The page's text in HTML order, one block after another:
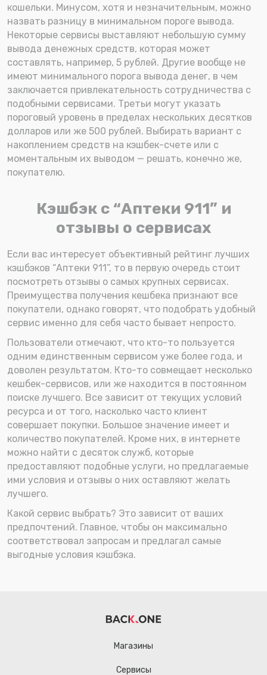
кошельки. Минусом, хотя и незначительным, можно
назвать разницу в минимальном пороге вывода.
Некоторые сервисы выставляют небольшую сумму
вывода денежных средств, которая может
составлять, например, 5 рублей. Другие вообще не
имеют минимального порога вывода денег, в чем
заключается привлекательность сотрудничества с
подобными сервисами. Третьи могут указать
пороговый уровень в пределах нескольких десятков
долларов или же 500 рублей. Выбирать вариант с
накоплением средств на кэшбек-счете или с
моментальным их выводом — решать, конечно же,
покупателю.
Кэшбэк с “Аптеки 911” и
отзывы о сервисах
Если вас интересует объективный рейтинг лучших
кэшбэков “Аптеки 911”, то в первую очередь стоит
посмотреть отзывы о самых крупных сервисах.
Преимущества получения кешбека признают все
покупатели, однако говорят, что подобрать удобный
сервис именно для себя часто бывает непросто.
Пользователи отмечают, что кто-то пользуется
одним единственным сервисом уже более года, и
доволен результатом. Кто-то совмещает несколько
кешбек-сервисов, или же находится в постоянном
поиске лучшего. Все зависит от текущих условий
ресурса и от того, насколько часто клиент
совершает покупки. Большое значение имеет и
количество покупателей. Кроме них, в интернете
можно найти с десяток служб, которые
предоставляют подобные услуги, но предлагаемые
ими условия и отзывы о них оставляют желать
лучшего.
Какой сервис выбрать? Это зависит от ваших
предпочтений. Главное, чтобы он максимально
соответствовал запросам и предлагал самые
выгодные условия кэшбэка.
Магазины
Сервисы